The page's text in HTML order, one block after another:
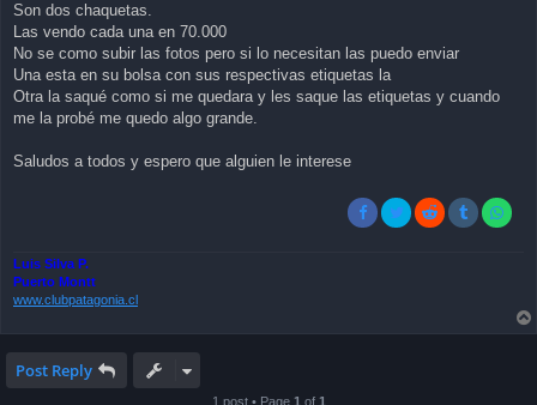
Son dos chaquetas.
Las vendo cada una en 70.000
No se como subir las fotos pero si lo necesitan las puedo enviar
Una esta en su bolsa con sus respectivas etiquetas la
Otra la saqué como si me quedara y les saque las etiquetas y cuando
me la probé me quedo algo grande.
Saludos a todos y espero que alguien le interese
Luis Silva P.
Puerto Montt
www.clubpatagonia.cl
Post Reply
1 post • Page 1 of 1